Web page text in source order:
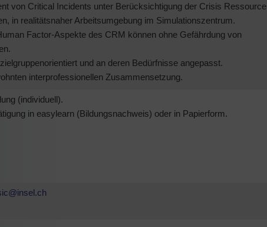
von Critical Incidents unter Berücksichtigung der Crisis Ressource
in realitätsnaher Arbeitsumgebung im Simulationszentrum.
Factor-Aspekte des CRM können ohne Gefährdung von
und an deren Bedürfnisse angepasst.
interprofessionellen Zusammensetzung.
(individuell).
in easylearn (Bildungsnachweis) oder in Papierform.
insel.ch